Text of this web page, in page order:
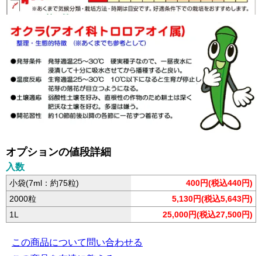
オプションの値段詳細
入数
小袋(7ml：約75粒)
400円(税込440円)
2000粒
5,130円(税込5,643円)
1L
25,000円(税込27,500円)
この商品について問い合わせる